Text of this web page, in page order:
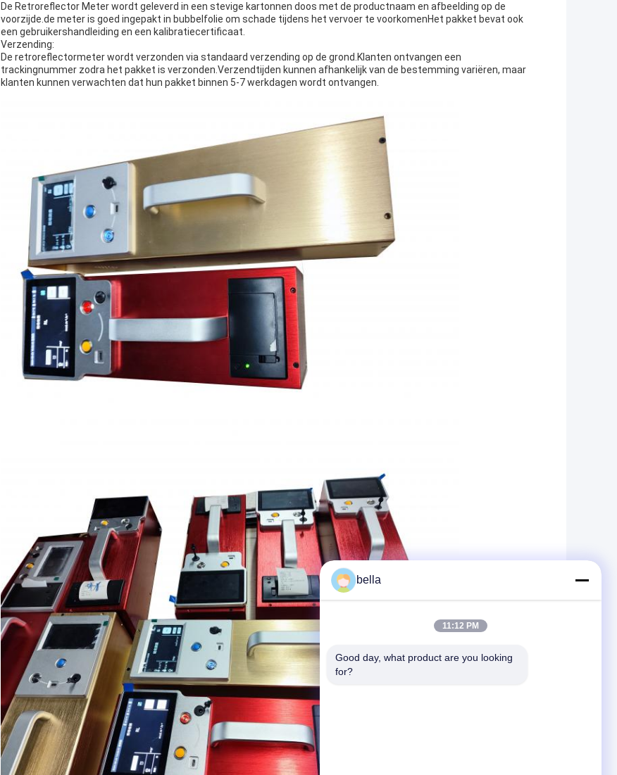
De Retroreflector Meter wordt geleverd in een stevige kartonnen doos met de productnaam en afbeelding op de
voorzijde.de meter is goed ingepakt in bubbelfolie om schade tijdens het vervoer te voorkomenHet pakket bevat ook
een gebruikershandleiding en een kalibratiecertificaat.
Verzending:
De retroreflectormeter wordt verzonden via standaard verzending op de grond.Klanten ontvangen een
trackingnummer zodra het pakket is verzonden.Verzendtijden kunnen afhankelijk van de bestemming variëren, maar
klanten kunnen verwachten dat hun pakket binnen 5-7 werkdagen wordt ontvangen.
bella
11:12 PM
Good day, what product are you looking
for?